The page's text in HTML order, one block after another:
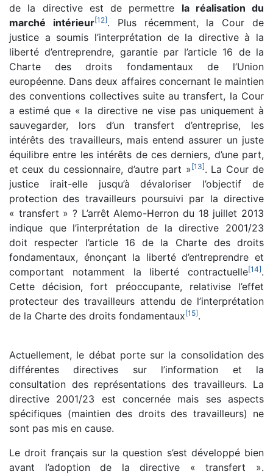
de la directive est de permettre la réalisation du
marché intérieur[12]. Plus récemment, la Cour de
justice a soumis l’interprétation de la directive à la
liberté d’entreprendre, garantie par l’article 16 de la
Charte des droits fondamentaux de l’Union
européenne. Dans deux affaires concernant le maintien
des conventions collectives suite au transfert, la Cour
a estimé que « la directive ne vise pas uniquement à
sauvegarder, lors d’un transfert d’entreprise, les
intérêts des travailleurs, mais entend assurer un juste
équilibre entre les intérêts de ces derniers, d’une part,
et ceux du cessionnaire, d’autre part »[13]. La Cour de
justice irait-elle jusqu’à dévaloriser l’objectif de
protection des travailleurs poursuivi par la directive
« transfert » ? L’arrêt Alemo-Herron du 18 juillet 2013
indique que l’interprétation de la directive 2001/23
doit respecter l’article 16 de la Charte des droits
fondamentaux, énonçant la liberté d’entreprendre et
comportant notamment la liberté contractuelle[14].
Cette décision, fort préoccupante, relativise l’effet
protecteur des travailleurs attendu de l’interprétation
de la Charte des droits fondamentaux[15].
Actuellement, le débat porte sur la consolidation des
différentes directives sur l’information et la
consultation des représentations des travailleurs. La
directive 2001/23 est concernée mais ses aspects
spécifiques (maintien des droits des travailleurs) ne
sont pas mis en cause.
Le droit français sur la question s’est développé bien
avant l’adoption de la directive « transfert ».